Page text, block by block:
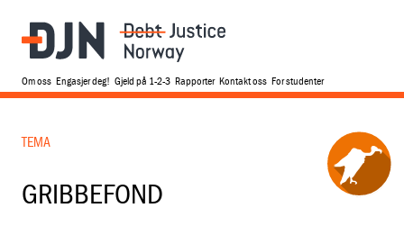
Om oss Engasjer deg! Gjeld på 1-2-3 Rapporter Kontakt oss For studenter
TEMA
GRIBBEFOND